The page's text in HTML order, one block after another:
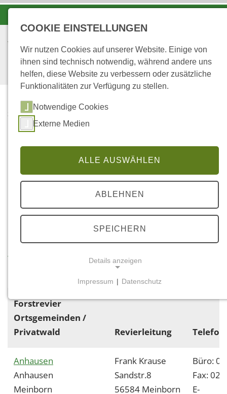
STARTSEITE
...
IN DEN
Forstreviere im Forstamt
Klicken Sie auf den Reviernamen
für weitere Informationen!
Forstrevier
Ortsgemeinden /
Privatwald
Revierleitung Telefon
Anhausen
Anhausen
Meinborn
Frank Krause
Sandstr.8
56584 Meinborn
Büro:
Fax:
E-
COOKIE EINSTELLUNGEN
Wir nutzen Cookies auf unserer Website. Einige von
ihnen sind technisch notwendig, während andere uns
helfen, diese Website zu verbessern oder zusätzliche
Funktionalitäten zur Verfügung zu stellen.
Notwendige Cookies
Externe Medien
ALLE AUSWÄHLEN
ABLEHNEN
SPEICHERN
Details anzeigen
Notwendige Cookies ermöglichen grundlegende
Funktionen und sind für die einwandfreie Funktion
der Website erforderlich.
Name:
Impressum | Datenschutz